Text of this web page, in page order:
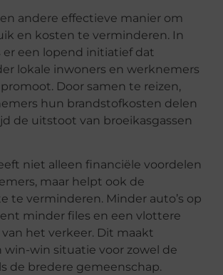
andere effectieve manier om
en kosten te verminderen. In
er een lopend initiatief dat
lokale inwoners en werknemers
Door samen te reizen,
hun brandstofkosten delen
de uitstoot van broeikasgassen
niet alleen financiële voordelen
maar helpt ook de
te verminderen. Minder auto’s op
minder files en een vlottere
het verkeer. Dit maakt
win-win situatie voor zowel de
de bredere gemeenschap.